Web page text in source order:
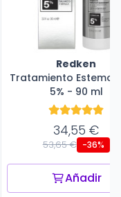
Redken
Tratamiento
5% - 90 ml
34,55 €
53,65 € -36%
Añadir